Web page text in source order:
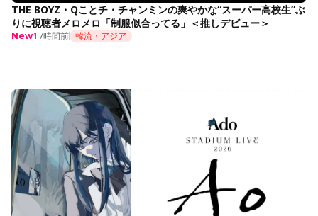
THE BOYZ・Qことチ・チャンミンの爽やかな“スーパー高校生”ぶ
りに視聴者メロメロ「制服似合ってる」＜推しデビュー＞
New17時間前 韓流・アジア